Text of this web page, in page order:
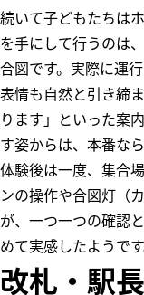
続いて子どもたちは
を手にして行うのは
合図です。実際に運
表情も自然と引き締
ります」といった案
す姿からは、本番な
体験後は一度、集合
ンの操作や合図灯（
が、一つ一つの確認
めて実感したようです
改札・駅